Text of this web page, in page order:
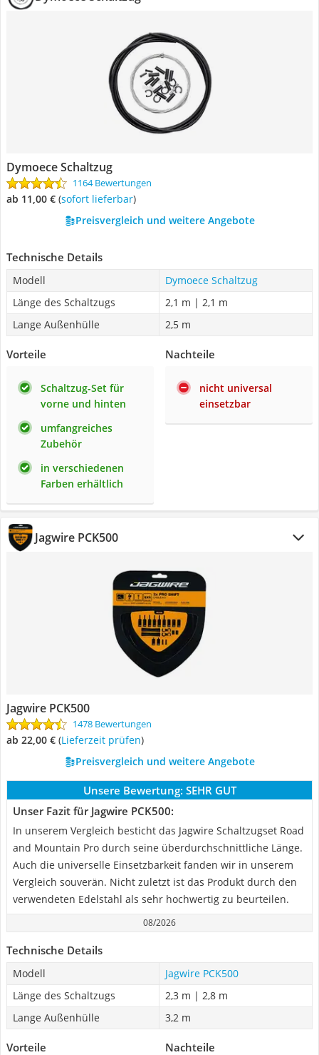
Dymoece Schaltzug
1164 Bewertungen
ab 11,00 € ( Sofort lieferbar)
Preisvergleich und weitere Angebote
Technische Details
Modell
Dymoece Schaltzug
Länge des Schaltzugs
2,1 m | 2,1 m
Lange Außenhülle
2,5 m
Vorteile
Schaltzug-Set für
vorne und hinten
umfangreiches
Zubehör
in verschiedenen
Farben erhältlich
Nachteile
nicht universal
einsetzbar
Jagwire PCK500
Jagwire PCK500
1478 Bewertungen
ab 22,00 € (Lieferzeit prüfen)
Preisvergleich und weitere Angebote
Unsere Bewertung: SEHR GUT
Unser Fazit für Jagwire PCK500:
In unserem Vergleich besticht das Jagwire Schaltzugset Road
and Mountain Pro durch seine überdurchschnittliche Länge.
Auch die universelle Einsetzbarkeit fanden wir in unserem
Vergleich souverän. Nicht zuletzt ist das Produkt durch den
verwendeten Edelstahl als sehr hochwertig zu beurteilen.
08/2026
Technische Details
Modell
Jagwire PCK500
Länge des Schaltzugs
2,3 m | 2,8 m
Lange Außenhülle
3,2 m
Vorteile Nachteile